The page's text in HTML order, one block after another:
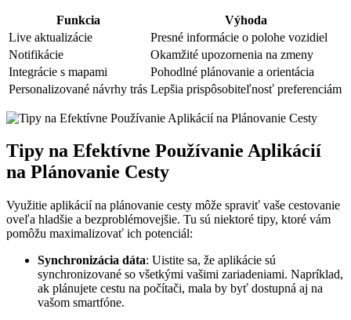
Funkcia
Výhoda
Live aktualizácie
Presné informácie o polohe vozidiel
Notifikácie
Okamžité upozornenia na zmeny
Integrácie s mapami
Pohodlné plánovanie a orientácia
Personalizované návrhy trás Lepšia prispôsobiteľnosť preferenciám
Tipy na Efektívne Používanie Aplikácií
na Plánovanie Cesty
Využitie aplikácií na plánovanie cesty môže spraviť vaše cestovanie
oveľa hladšie a bezproblémovejšie. Tu sú niektoré tipy, ktoré vám
pomôžu maximalizovať ich potenciál:
Synchronizácia dáta: Uistite sa, že aplikácie sú
synchronizované so všetkými vašimi zariadeniami. Napríklad,
ak plánujete cestu na počítači, mala by byť dostupná aj na
vašom smartfóne.